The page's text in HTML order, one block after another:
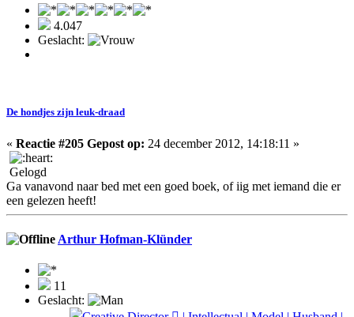
4.047
Geslacht:
De hondjes zijn leuk-draad
« Reactie #205 Gepost op: 24 december 2012, 14:18:11 »
Gelogd
Ga vanavond naar bed met een goed boek, of iig met iemand die er
een gelezen heeft!
Arthur Hofman-Klünder
11
Geslacht: